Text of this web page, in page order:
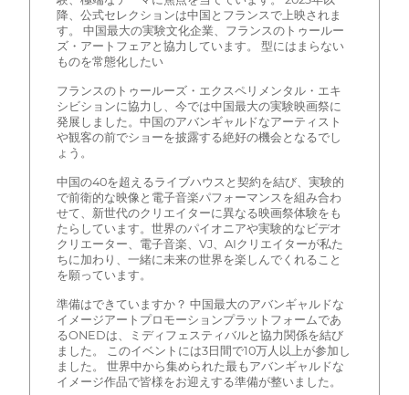
降、公式セレクションは中国とフランスで上映されま
す。 中国最大の実験文化企業、フランスのトゥールー
ズ・アートフェアと協力しています。 型にはまらない
ものを常態化したい
フランスのトゥールーズ・エクスペリメンタル・エキ
シビションに協力し、今では中国最大の実験映画祭に
発展しました。中国のアバンギャルドなアーティスト
や観客の前でショーを披露する絶好の機会となるでし
ょう。
中国の40を超えるライブハウスと契約を結び、実験的
で前衛的な映像と電子音楽パフォーマンスを組み合わ
せて、新世代のクリエイターに異なる映画祭体験をも
たらしています。世界のパイオニアや実験的なビデオ
クリエーター、電子音楽、VJ、AIクリエイターが私た
ちに加わり、一緒に未来の世界を楽しんでくれること
を願っています。
準備はできていますか？ 中国最大のアバンギャルドな
イメージアートプロモーションプラットフォームであ
るONEDは、ミディフェスティバルと協力関係を結び
ました。 このイベントには3日間で10万人以上が参加し
ました。 世界中から集められた最もアバンギャルドな
イメージ作品で皆様をお迎えする準備が整いました。